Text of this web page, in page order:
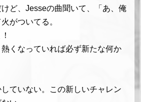
ど、Jesseの曲聞いて、「あ、俺
がついてる。
くなっていれば必ず新たな何か
ていない。この新しいチャレン